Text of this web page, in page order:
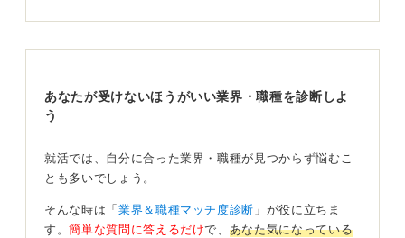
「好きだから」という理由だけでは不十分！ 自分の
ただし、この業界は人気が高く、多くの人が「アニメが
埋もれてしまいます。
あなたが受けないほうがいい業界・職種を診断しよ
う
就活では、自分に合った業界・職種が見つからず悩むこ
とも多いでしょう。
そんな時は「 業界＆職種マッチ度診断 」が役に立ちま
す。簡単な質問に答えるだけで、 あなた気になっている